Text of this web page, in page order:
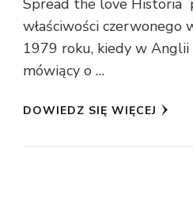
Spread the love Historia
właściwości czerwonego
1979 roku, kiedy w Anglii
mówiący o …
DOWIEDZ SIĘ WIĘCEJ